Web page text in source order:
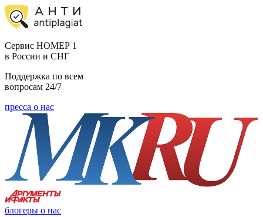
Cервис НОМЕР 1
в России и СНГ
Поддержка по всем
вопросам 24/7
пресса о нас
блогеры о нас